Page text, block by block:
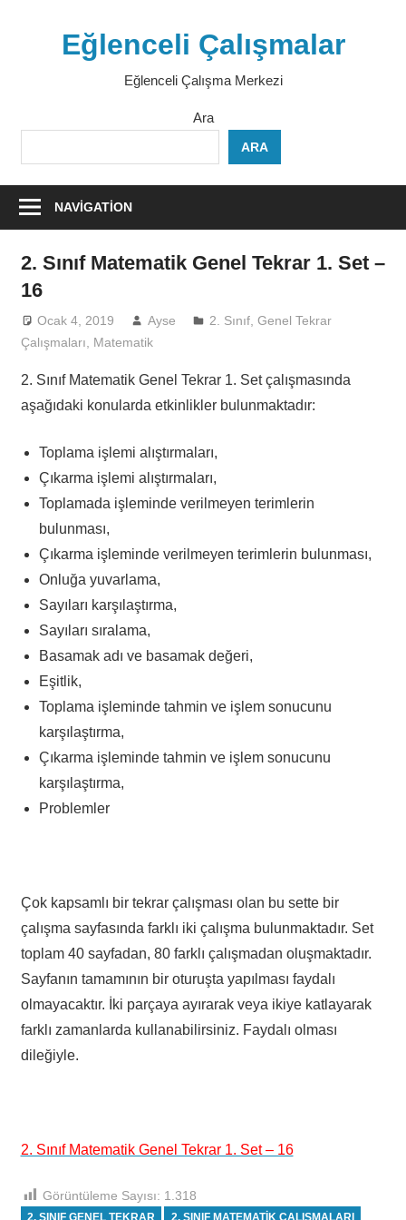
Eğlenceli Çalışmalar
Eğlenceli Çalışma Merkezi
Ara
ARA
NAVIGATION
2. Sınıf Matematik Genel Tekrar 1. Set –
16
Ocak 4, 2019 Ayse 2. Sınıf ,Genel Tekrar
Çalışmaları
Matematik
2. Sınıf Matematik Genel Tekrar 1. Set çalışmasında
aşağıdaki konularda etkinlikler bulunmaktadır:
Toplama işlemi alıştırmaları,
Çıkarma işlemi alıştırmaları,
Toplamada işleminde verilmeyen terimlerin
bulunması,
Çıkarma işleminde verilmeyen terimlerin bulunması,
Onluğa yuvarlama,
Sayıları karşılaştırma,
Sayıları sıralama,
Basamak adı ve basamak değeri,
Eşitlik,
Toplama işleminde tahmin ve işlem sonucunu
karşılaştırma,
Çıkarma işleminde tahmin ve işlem sonucunu
karşılaştırma,
Problemler
Çok kapsamlı bir tekrar çalışması olan bu sette bir
çalışma sayfasında farklı iki çalışma bulunmaktadır. Set
toplam 40 sayfadan, 80 farklı çalışmadan oluşmaktadır.
Sayfanın tamamının bir oturuşta yapılması faydalı
olmayacaktır. İki parçaya ayırarak veya ikiye katlayarak
farklı zamanlarda kullanabilirsiniz. Faydalı olması
dileğiyle.
2. Sınıf Matematik Genel Tekrar 1. Set – 16
Görüntüleme Sayısı: 1.318
2. SINIF GENEL TEKRAR 2. SINIF MATEMATIK ÇALIŞMALARI